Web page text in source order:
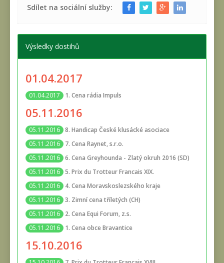
Sdílet na sociální služby:
Výsledky dostihů
01.04.2017
01.04.2017 1. Cena rádia Impuls
05.11.2016
05.11.2016 8. Handicap České klusácké asociace
05.11.2016
7. Cena Raynet, s.r.o.
05.11.2016 6. Cena Greyhounda - Zlatý okruh 2016 (SD)
05.11.2016 5. Prix du Trotteur Francais XIX.
05.11.2016
4. Cena Moravskoslezského kraje
05.11.2016 3. Zimní cena tříletých (CH)
05.11.2016
2. Cena Equi Forum, z.s.
05.11.2016
1. Cena obce Bravantice
15.10.2016